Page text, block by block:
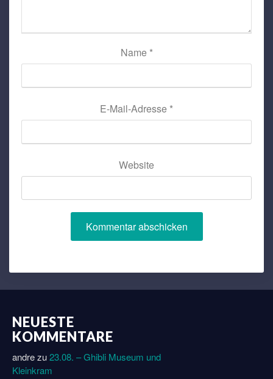
Name *
E-Mail-Adresse *
Website
NEUESTE
KOMMENTARE
andrezu23.08. – Ghibli Museum und
Kleinkram